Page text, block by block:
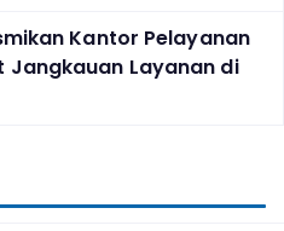
Kantor Pelayanan
Jangkauan Layanan di